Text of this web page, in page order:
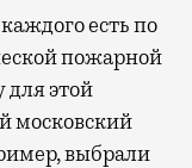
есть по
пожарной
для этой
московский
выбрали